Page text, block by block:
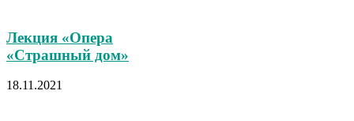
Лекция «Опера
«Страшный дом»
18.11.2021